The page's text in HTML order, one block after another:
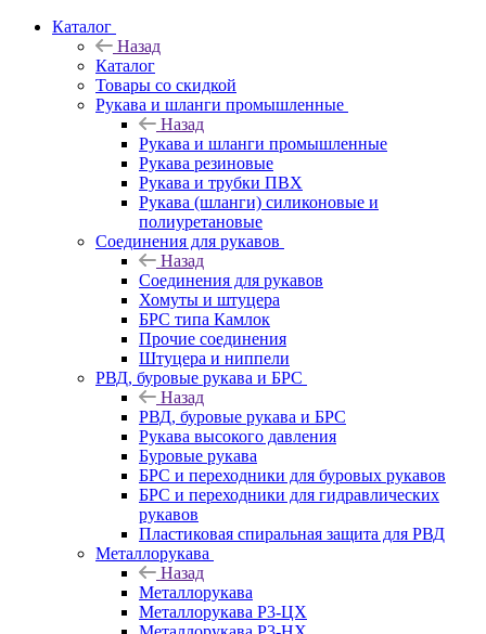
Каталог
Назад
Каталог
Товары со скидкой
Рукава и шланги промышленные
Назад
Рукава и шланги промышленные
Рукава резиновые
Рукава и трубки ПВХ
Рукава (шланги) силиконовые и
полиуретановые
Соединения для рукавов
Назад
Соединения для рукавов
Хомуты и штуцера
БРС типа Камлок
Прочие соединения
Штуцера и ниппели
РВД, буровые рукава и БРС
Назад
РВД, буровые рукава и БРС
Рукава высокого давления
Буровые рукава
БРС и переходники для буровых рукавов
БРС и переходники для гидравлических
рукавов
Пластиковая спиральная защита для РВД
Металлорукава
Назад
Металлорукава
Металлорукава Р3-ЦХ